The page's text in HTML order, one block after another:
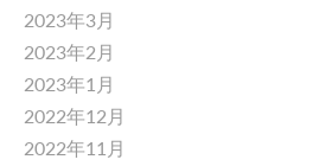
2023年3月
2023年2月
2023年1月
2022年12月
2022年11月